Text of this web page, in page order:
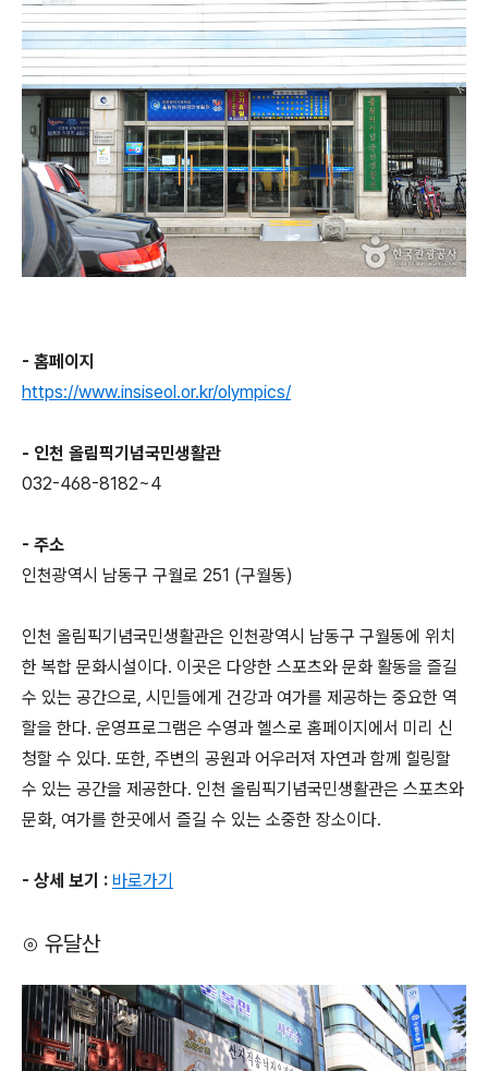
- 홈페이지
https://www.insiseol.or.kr/olympics/
- 인천 올림픽기념국민생활관
032-468-8182~4
- 주소
인천광역시 남동구 구월로 251 (구월동)
인천 올림픽기념국민생활관은 인천광역시 남동구 구월동에 위치
한 복합 문화시설이다. 이곳은 다양한 스포츠와 문화 활동을 즐길
수 있는 공간으로, 시민들에게 건강과 여가를 제공하는 중요한 역
할을 한다. 운영프로그램은 수영과 헬스로 홈페이지에서 미리 신
청할 수 있다. 또한, 주변의 공원과 어우러져 자연과 함께 힐링할
수 있는 공간을 제공한다. 인천 올림픽기념국민생활관은 스포츠와
문화, 여가를 한곳에서 즐길 수 있는 소중한 장소이다.
- 상세 보기 : 바로가기
⊙ 유달산